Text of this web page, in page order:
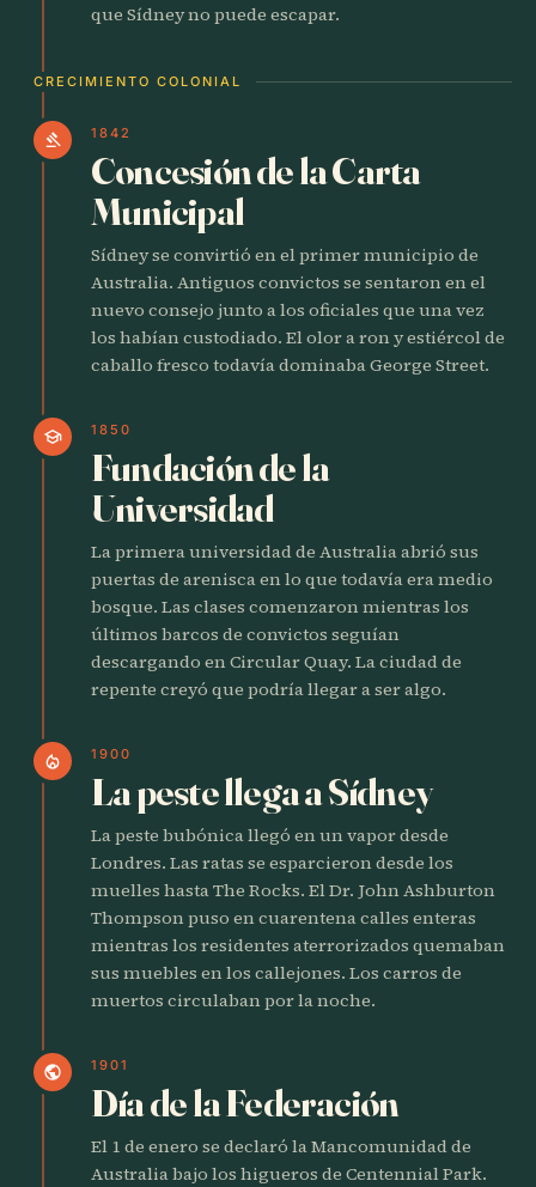
que Sídney no puede escapar.
CRECIMIENTO COLONIAL
gavel 1842
Concesión de la Carta
Municipal
Sídney se convirtió en el primer municipio de
Australia. Antiguos convictos se sentaron en el
nuevo consejo junto a los oficiales que una vez
los habían custodiado. El olor a ron y estiércol de
caballo fresco todavía dominaba George Street.
school 1850
Fundación de la
Universidad
La primera universidad de Australia abrió sus
puertas de arenisca en lo que todavía era medio
bosque. Las clases comenzaron mientras los
últimos barcos de convictos seguían
descargando en Circular Quay. La ciudad de
repente creyó que podría llegar a ser algo.
local_fire_department 1900
La peste llega a Sídney
La peste bubónica llegó en un vapor desde
Londres. Las ratas se esparcieron desde los
muelles hasta The Rocks. El Dr. John Ashburton
Thompson puso en cuarentena calles enteras
mientras los residentes aterrorizados quemaban
sus muebles en los callejones. Los carros de
muertos circulaban por la noche.
public 1901
Día de la Federación
El 1 de enero se declaró la Mancomunidad de
Australia bajo los higueros de Centennial Park.